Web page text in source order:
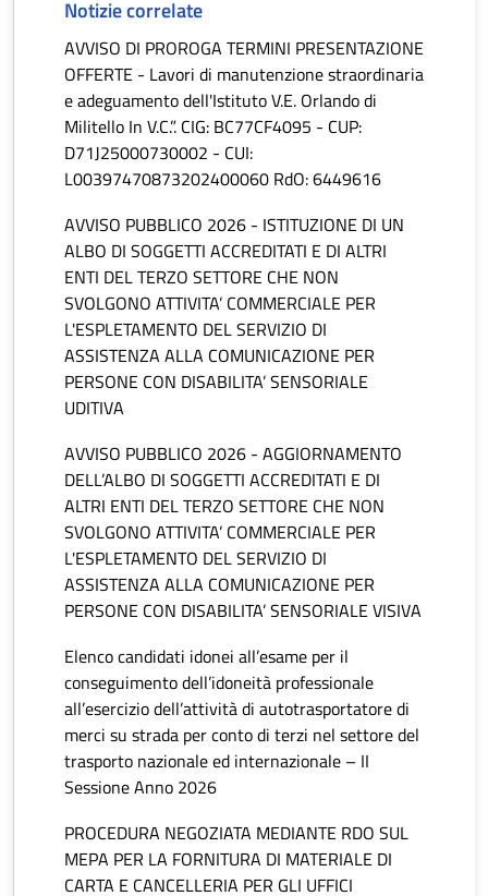
Notizie correlate
AVVISO DI PROROGA TERMINI PRESENTAZIONE
OFFERTE - Lavori di manutenzione straordinaria
e adeguamento dell'Istituto V.E. Orlando di
Militello In V.C.”. CIG: BC77CF4095 - CUP:
D71J25000730002 - CUI:
L00397470873202400060 RdO: 6449616
AVVISO PUBBLICO 2026 - ISTITUZIONE DI UN
ALBO DI SOGGETTI ACCREDITATI E DI ALTRI
ENTI DEL TERZO SETTORE CHE NON
SVOLGONO ATTIVITA’ COMMERCIALE PER
L'ESPLETAMENTO DEL SERVIZIO DI
ASSISTENZA ALLA COMUNICAZIONE PER
PERSONE CON DISABILITA’ SENSORIALE
UDITIVA
AVVISO PUBBLICO 2026 - AGGIORNAMENTO
DELL’ALBO DI SOGGETTI ACCREDITATI E DI
ALTRI ENTI DEL TERZO SETTORE CHE NON
SVOLGONO ATTIVITA’ COMMERCIALE PER
L'ESPLETAMENTO DEL SERVIZIO DI
ASSISTENZA ALLA COMUNICAZIONE PER
PERSONE CON DISABILITA’ SENSORIALE VISIVA
Elenco candidati idonei all’esame per il
conseguimento dell’idoneità professionale
all’esercizio dell’attività di autotrasportatore di
merci su strada per conto di terzi nel settore del
trasporto nazionale ed internazionale – II
Sessione Anno 2026
PROCEDURA NEGOZIATA MEDIANTE RDO SUL
MEPA PER LA FORNITURA DI MATERIALE DI
CARTA E CANCELLERIA PER GLI UFFICI